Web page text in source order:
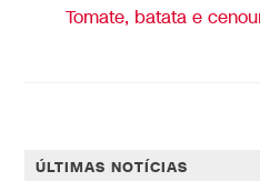
Tomate, batata e
ÚLTIMAS NOTÍCIAS